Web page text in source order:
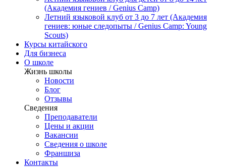
(Академия гениев / Genius Camp)
Летний языковой клуб от 3 до 7 лет (Академия
гениев: юные следопыты / Genius Camp: Young
Scouts)
Курсы китайского
Для бизнеса
О школе
Жизнь школы
Новости
Блог
Отзывы
Сведения
Преподаватели
Цены и акции
Вакансии
Сведения о школе
Франшиза
Контакты